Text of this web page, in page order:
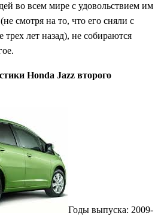
во всем мире с удовольствием им
смотря на то, что его сняли с
лет назад), не собираются
Honda Jazz второго
Годы выпуска: 2009-